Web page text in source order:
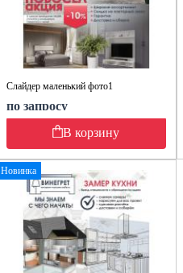
Слайдер маленький фото1
по запросу
В корзину
Новинка